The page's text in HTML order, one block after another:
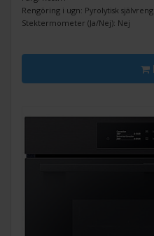
Rengöring i ugn: Pyrolytisk
Stektermometer (Ja/Nej): Nej